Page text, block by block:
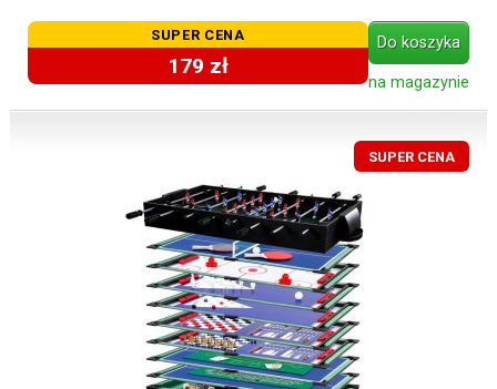
SUPER CENA
179 zł
Do koszyka
na magazynie
SUPER CENA